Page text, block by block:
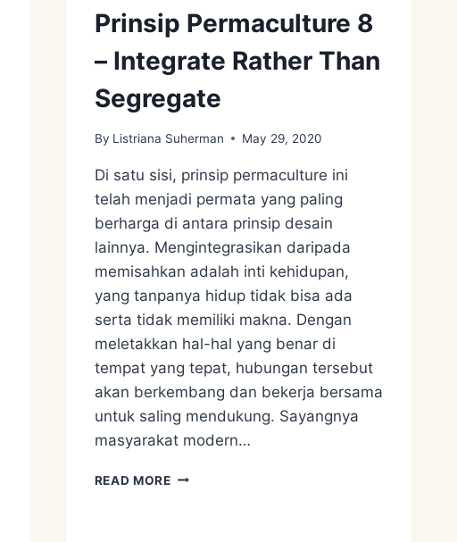
Prinsip Permaculture 8
– Integrate Rather Than
Segregate
By Listriana Suherman May 29, 2020
Di satu sisi, prinsip permaculture ini
telah menjadi permata yang paling
berharga di antara prinsip desain
lainnya. Mengintegrasikan daripada
memisahkan adalah inti kehidupan,
yang tanpanya hidup tidak bisa ada
serta tidak memiliki makna. Dengan
meletakkan hal-hal yang benar di
tempat yang tepat, hubungan tersebut
akan berkembang dan bekerja bersama
untuk saling mendukung. Sayangnya
masyarakat modern…
READ MOREPRINSIP